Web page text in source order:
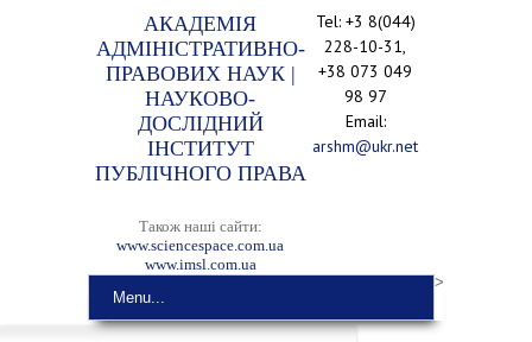
АКАДЕМІЯ
АДМІНІСТРАТИВНО-
ПРАВОВИХ НАУК |
НАУКОВО-
ДОСЛІДНИЙ
ІНСТИТУТ
ПУБЛІЧНОГО ПРАВА
Також наші сайти:
www.sciencespace.com.ua
www.imsl.com.ua
Tel: +3 8(044)
228-10-31,
+38 073 049
98 97
Email:
arshm@ukr.net
Menu...
>